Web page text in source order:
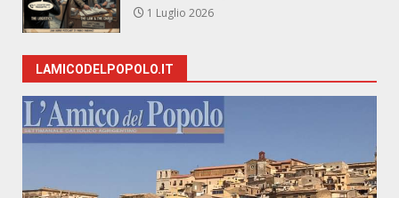
1 Luglio 2026
LAMICODELPOPOLO.IT